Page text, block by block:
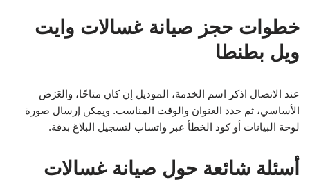
خطوات حجز صيانة غسالات وايت
ويل بطنطا
عند الاتصال اذكر اسم الخدمة، الموديل إن كان متاحًا، والعَرَض
الأساسي، ثم حدد العنوان والوقت المناسب. ويمكن إرسال صورة
لوحة البيانات أو كود الخطأ عبر واتساب لتسجيل البلاغ بدقة.
أسئلة شائعة حول صيانة غسالات